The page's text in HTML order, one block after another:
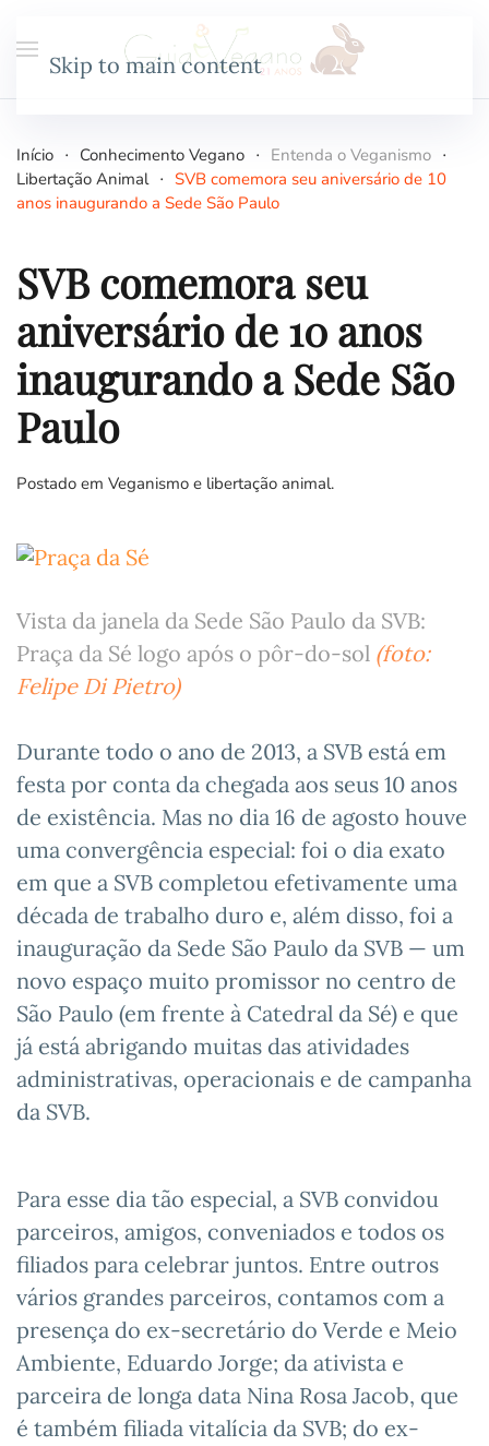
Skip to main content
Início Conhecimento Vegano
Entenda o Veganismo
Libertação Animal
SVB comemora seu aniversário de 10
anos inaugurando a Sede São Paulo
SVB comemora seu
aniversário de 10 anos
inaugurando a Sede São
Paulo
Postado em Veganismo e libertação animal.
Vista da janela da Sede São Paulo da SVB:
Praça da Sé logo após o pôr-do-sol (foto:
Felipe Di Pietro)
Durante todo o ano de 2013, a SVB está em
festa por conta da chegada aos seus 10 anos
de existência. Mas no dia 16 de agosto houve
uma convergência especial: foi o dia exato
em que a SVB completou efetivamente uma
década de trabalho duro e, além disso, foi a
inauguração da Sede São Paulo da SVB — um
novo espaço muito promissor no centro de
São Paulo (em frente à Catedral da Sé) e que
já está abrigando muitas das atividades
administrativas, operacionais e de campanha
da SVB.
Para esse dia tão especial, a SVB convidou
parceiros, amigos, conveniados e todos os
filiados para celebrar juntos. Entre outros
vários grandes parceiros, contamos com a
presença do ex-secretário do Verde e Meio
Ambiente, Eduardo Jorge; da ativista e
parceira de longa data Nina Rosa Jacob, que
é também filiada vitalícia da SVB; do ex-